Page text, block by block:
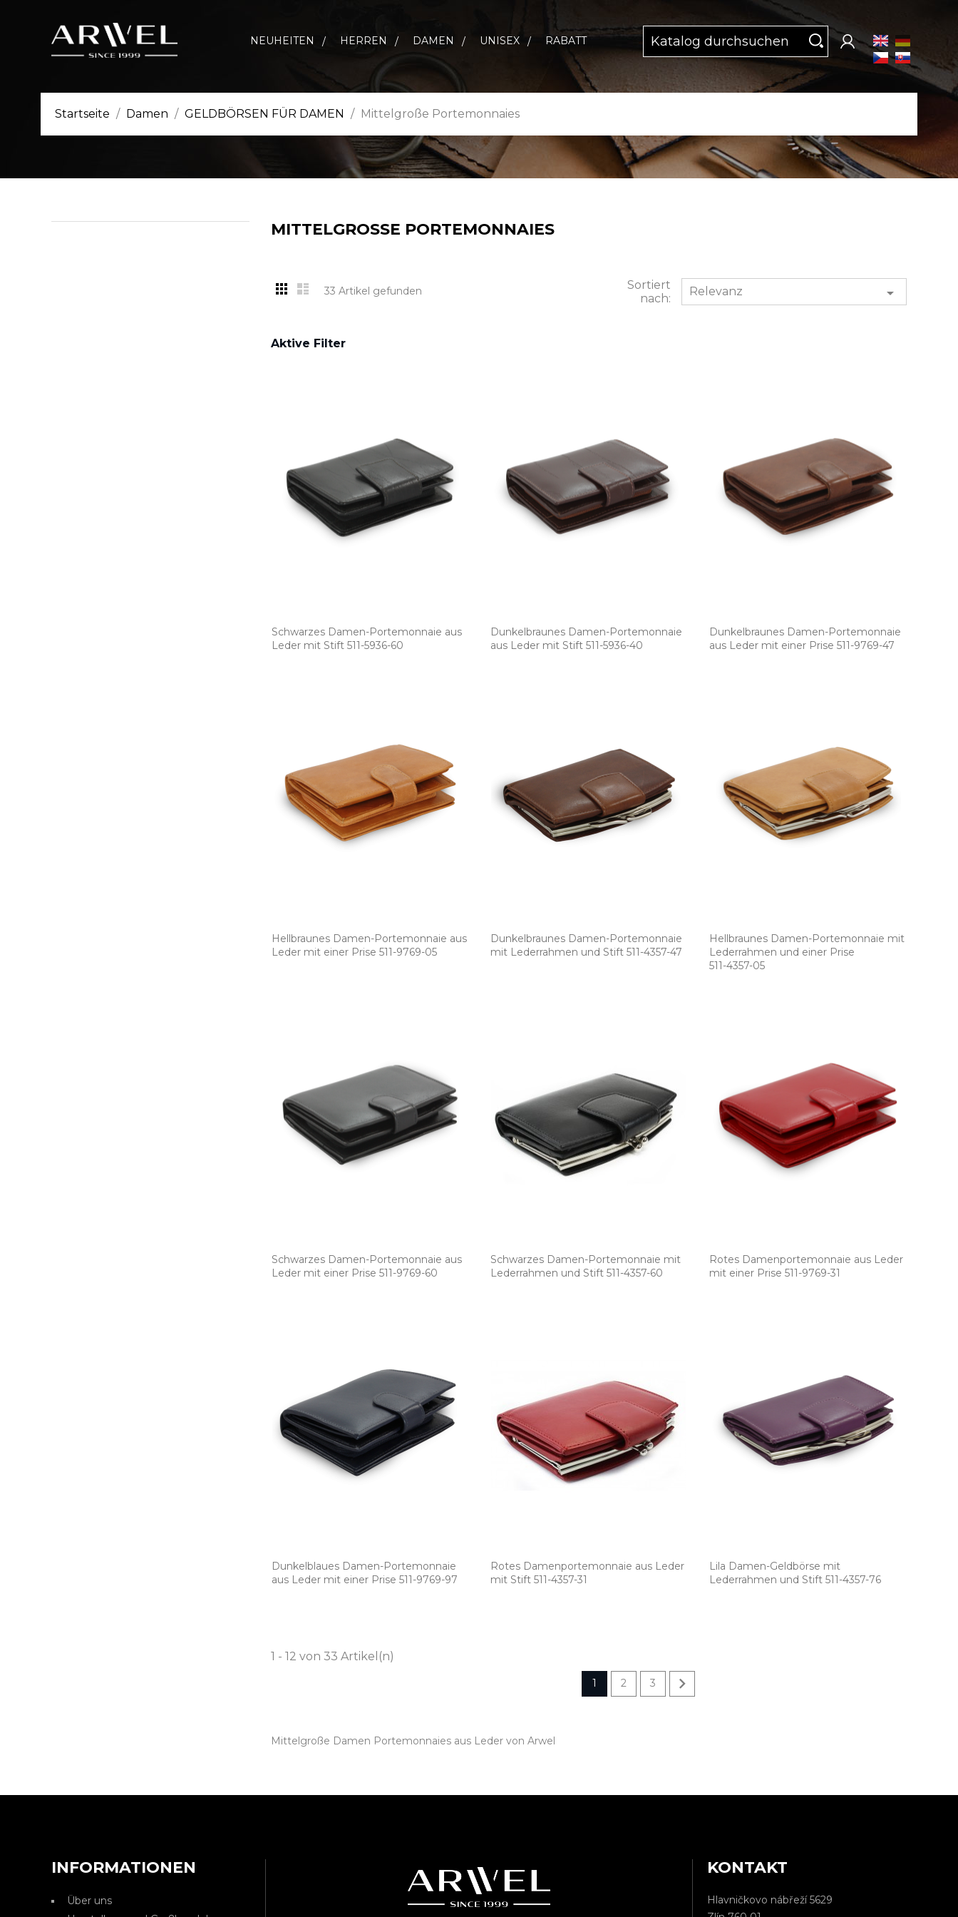
NEUHEITEN HERREN DAMEN UNISEX RABATT
Startseite Damen GELDBÖRSEN FÜR DAMEN Mittelgroße Portemonnaies
MITTELGROSSE PORTEMONNAIES
33 Artikel gefunden
Sortiert
nach:
Relevanz 
Aktive Filter
Schwarzes Damen­-Portemonnaie aus
Leder mit Stift 511­-5936­-60
Dunkelbraunes Damen­-Portemonnaie
aus Leder mit Stift 511­-5936­-40
Dunkelbraunes Damen­-Portemonnaie
aus Leder mit einer Prise 511­-9769­-47
Hellbraunes Damen­-Portemonnaie aus
Leder mit einer Prise 511­-9769­-05
Dunkelbraunes Damen­-Portemonnaie
mit Lederrahmen und Stift 511­-4357­-47
Hellbraunes Damen­-Portemonnaie mit
Lederrahmen und einer Prise
511­-4357­-05
Schwarzes Damen­-Portemonnaie aus
Leder mit einer Prise 511­-9769­-60
Schwarzes Damen­-Portemonnaie mit
Lederrahmen und Stift 511­-4357­-60
Rotes Damenportemonnaie aus Leder
mit einer Prise 511­-9769­-31
Dunkelblaues Damen­-Portemonnaie
aus Leder mit einer Prise 511­-9769­-97
Rotes Damenportemonnaie aus Leder
mit Stift 511­-4357­-31
Lila Damen­-Geldbörse mit
Lederrahmen und Stift 511­-4357­-76
1 - 12 von 33 Artikel(n)
1 2 3 
Mittelgroße Damen Portemonnaies aus Leder von Arwel
INFORMATIONEN
Über uns
KONTAKT
Hlavničkovo nábřeží 5629